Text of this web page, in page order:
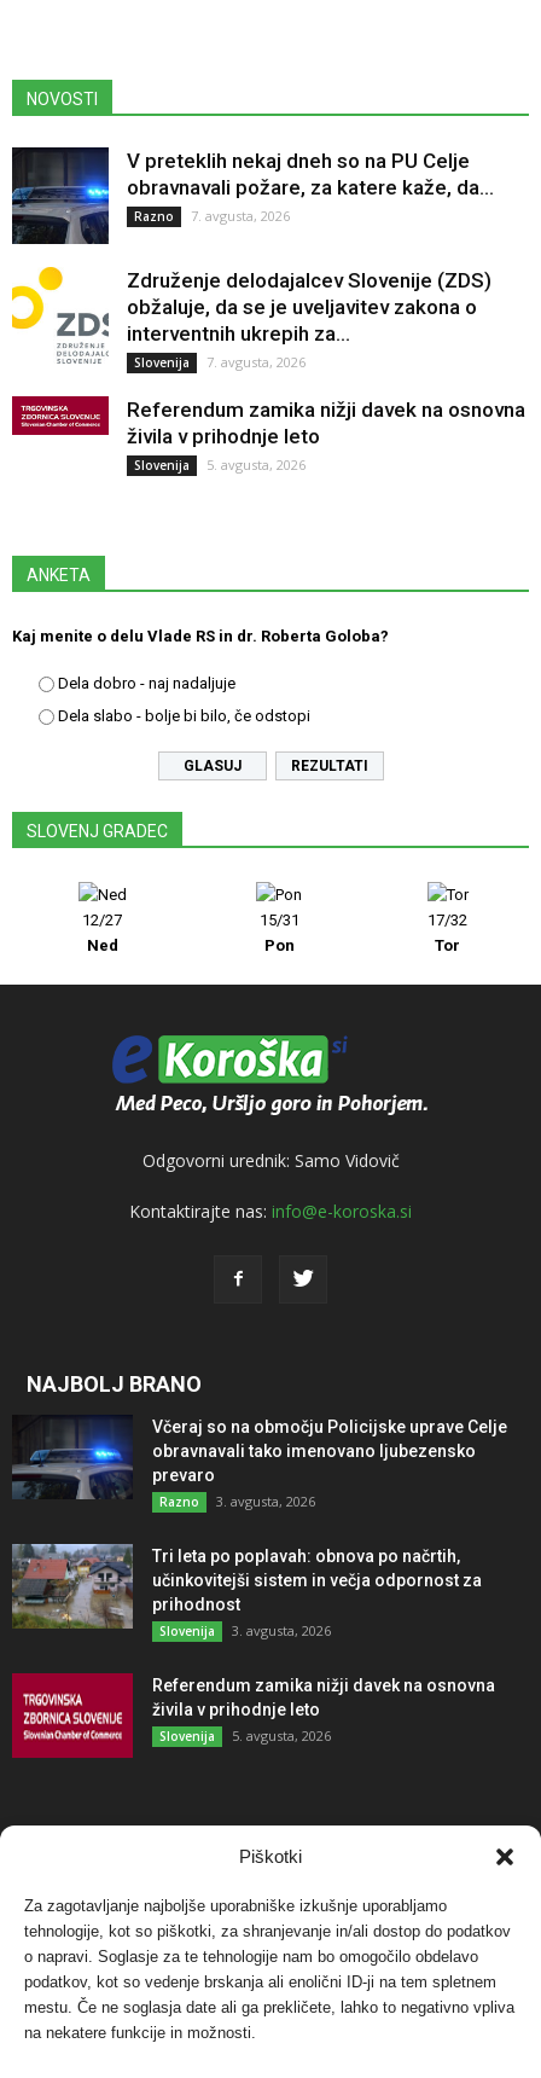
Piškotki
Za zagotavljanje najboljše uporabniške izkušnje uporabljamo
tehnologije, kot so piškotki, za shranjevanje in/ali dostop do podatkov
o napravi. Soglasje za te tehnologije nam bo omogočilo obdelavo
podatkov, kot so vedenje brskanja ali enolični ID-ji na tem spletnem
mestu. Če ne soglasja date ali ga prekličete, lahko to negativno vpliva
na nekatere funkcije in možnosti.
NOVOSTI
V preteklih nekaj dneh so na PU Celje
obravnavali požare, za katere kaže, da...
Razno 7. avgusta, 2026
Združenje delodajalcev Slovenije (ZDS)
obžaluje, da se je uveljavitev zakona o
interventnih ukrepih za...
Slovenija 7. avgusta, 2026
Referendum zamika nižji davek na osnovna
živila v prihodnje leto
Slovenija 5. avgusta, 2026
ANKETA
Kaj menite o delu Vlade RS in dr. Roberta Goloba?
Dela dobro - naj nadaljuje
Dela slabo - bolje bi bilo, če odstopi
REZULTATI
SLOVENJ GRADEC
12/27
Ned
15/31
Pon
17/32
Tor
Odgovorni urednik: Samo Vidovič
Kontaktirajte nas: info@e-koroska.si
NAJBOLJ BRANO
Včeraj so na območju Policijske uprave Celje
obravnavali tako imenovano ljubezensko
prevaro
Razno 3. avgusta, 2026
Tri leta po poplavah: obnova po načrtih,
učinkovitejši sistem in večja odpornost za
prihodnost
Slovenija 3. avgusta, 2026
Referendum zamika nižji davek na osnovna
živila v prihodnje leto
Slovenija 5. avgusta, 2026
NAJBOLJ KOMENTIRANO
Protest proti vetrnim elektrarnam na Ojstrici, v
svetu pa vedno bolj...
Dogodki 12. maja, 2017
Tožilstvo v Celovcu v korist elektrarnam
Verbund